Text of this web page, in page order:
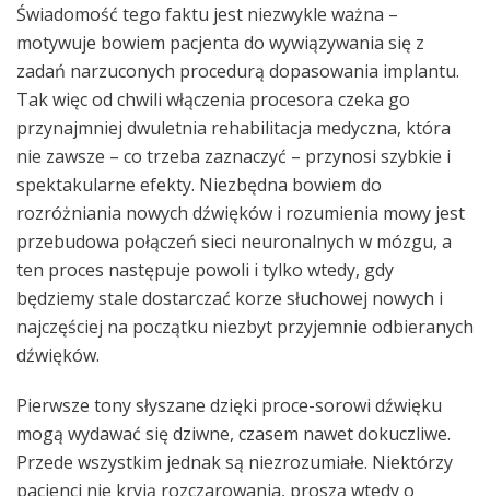
Świadomość tego faktu jest niezwykle ważna –
motywuje bowiem pacjenta do wywiązywania się z
zadań narzuconych procedurą dopasowania implantu.
Tak więc od chwili włączenia procesora czeka go
przynajmniej dwuletnia rehabilitacja medyczna, która
nie zawsze – co trzeba zaznaczyć – przynosi szybkie i
spektakularne efekty. Niezbędna bowiem do
rozróżniania nowych dźwięków i rozumienia mowy jest
przebudowa połączeń sieci neuronalnych w mózgu, a
ten proces następuje powoli i tylko wtedy, gdy
będziemy stale dostarczać korze słuchowej nowych i
najczęściej na początku niezbyt przyjemnie odbieranych
dźwięków.
Pierwsze tony słyszane dzięki proce-sorowi dźwięku
mogą wydawać się dziwne, czasem nawet dokuczliwe.
Przede wszystkim jednak są niezrozumiałe. Niektórzy
pacjenci nie kryją rozczarowania, proszą wtedy o